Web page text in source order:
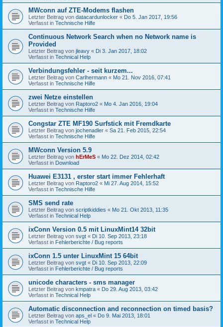
MWconn auf ZTE-Modems flashen
Letzter Beitrag von datacardunlocker « Do 5. Jan 2017, 19:56
Verfasst in Technische Hilfe
Continuous Network Search when no Network name is
Provided
Letzter Beitrag von jleavy « Di 3. Jan 2017, 18:02
Verfasst in Technical Help
Verbindungsfehler - seit kurzem...
Letzter Beitrag von Carlhermann « Mo 21. Nov 2016, 07:41
Verfasst in Technische Hilfe
zwei Netze einstellen
Letzter Beitrag von Raptoro2 « Mo 4. Jan 2016, 19:04
Verfasst in Technische Hilfe
Congstar ZTE MF190 Surfstick mit Fremdkarte
Letzter Beitrag von jochenadler « Sa 21. Feb 2015, 22:54
Verfasst in Technische Hilfe
MWconn Version 5.9
Letzter Beitrag von hErMeS « Mo 22. Dez 2014, 02:42
Verfasst in Download
Huawei E3131 , erster start immer Fehlerhaft
Letzter Beitrag von Raptoro2 « Mi 27. Aug 2014, 15:52
Verfasst in Technische Hilfe
SMS send rate
Letzter Beitrag von scriptkiddies « Mo 21. Okt 2013, 11:35
Verfasst in Technical Help
ixConn Version 0.5 mit LinuxMint14 32bit
Letzter Beitrag von svgt « Di 10. Sep 2013, 23:18
Verfasst in Fehlerberichte / Bug reports
ixConn 1.5 unter LinuxMint 15 64bit
Letzter Beitrag von svgt « Di 10. Sep 2013, 22:09
Verfasst in Fehlerberichte / Bug reports
unicode characters - sms manager
Letzter Beitrag von kmpatra « Do 29. Aug 2013, 03:42
Verfasst in Technical Help
Automatic disconnection and reconnection on timed basis?
Letzter Beitrag von aps_el « Do 9. Mai 2013, 18:01
Verfasst in Technical Help